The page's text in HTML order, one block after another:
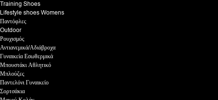
Training Shoes
Lifestyle shoes Womens
Παντόφλες
Outdoor
Ρουχισμός
Αντιανεμικά/Αδιάβροχα
Γυναικεία Εσωθερμικά
Μπουστάκι Αθλητικό
Μπλούζες
Παντελόνι Γυναικείο
Σορτσάκια